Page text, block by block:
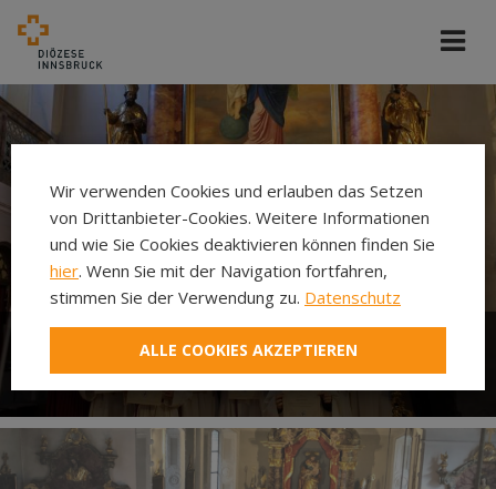
Ministrieren
Wir verwenden Cookies und erlauben das Setzen
von Drittanbieter-Cookies. Weitere Informationen
und wie Sie Cookies deaktivieren können finden Sie
hier. Wenn Sie mit der Navigation fortfahren,
stimmen Sie der Verwendung zu. Datenschutz
ALLE COOKIES AKZEPTIEREN